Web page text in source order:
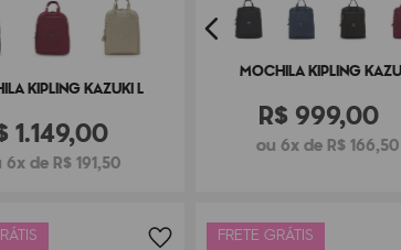
KIPLING KAZUKI L
1.149,00
6x de R$ 191,50
MOCHILA KIPLING
R$ 999,00
ou 6x de R$ 166,50
FRETE GRÁTIS